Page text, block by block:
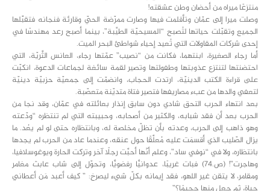
منتزعًا ميراه من أحضان وطن عشقته!
وصلت ميرا إلى عمّان وتأقلمت فيها وصارت ممرّضة الحيّ وقارئة فنجانه فتقبَّلها
الجميع وتقبّلت حياتها لتُصبح “المسيحيّة الطيِّبة”، بينما أصبح رعد مهندسًا في
إحدى شركات المقاولات التي تُعيد إحياء شواطئ البحر الميت.
أما رجاء الصغيرة، ابنتهما، فكانت من “نصيب” عمّتها رجاء، العانس الثَّريّة، التي
احتضنتها لتنتزع عذوبتها وطفولتها وتصير لقمة سائغة لجماعات الدعوة، انكبّت
على قراءة الكتب الدينيّة، ارتدت الحجاب، وانضمّت إلى جمعيّة حزبيّة دينيّة
لتعفي والدها من عبء مصاريفها فتصير فتاة متديّنة متعصّبة.
بعد انتهاء الحرب التحق شادي دون سابق إنذار بعائلته في عمّان، وقد نجا من
الحرب بعد أن فقد شبابه، والكثير من أصحابه، وحبيبته التي لم تنتظره “ودّعته
وهو ذاهب إلى الحرب، وعدته بأن تظلّ مخلصة له، وبانتظاره حتى لو لم يعُد. ما
يزال الصّليب الذي أقسمَت عليه مُعلَّقًا حول عنقه، وعندما عاد من الحرب لم يجدها
بانتظاره، ولا في “نوفي ساد”، وعلم أنّها أحبَّت رجلًا آخر وتركت الحارة ويوغوسلافيا،
وهاجرت”! (ص.74) فبات غريبًا، عدوانيًّا رفضويًّا، وتحوّل إلى شاب عابث مغامر
ومقامر، لا يتقن غير اللهو، فقد إيمانه بكلّ شيء ليصرخ: ” كيف أعبد مَن أعطاني